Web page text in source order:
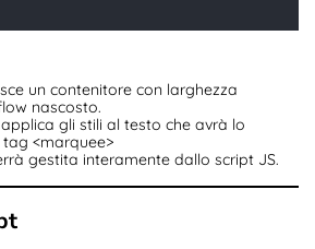
un contenitore con larghezza
nascosto.
applica gli stili al testo che avrà lo
<marquee>
gestita interamente dallo script JS.